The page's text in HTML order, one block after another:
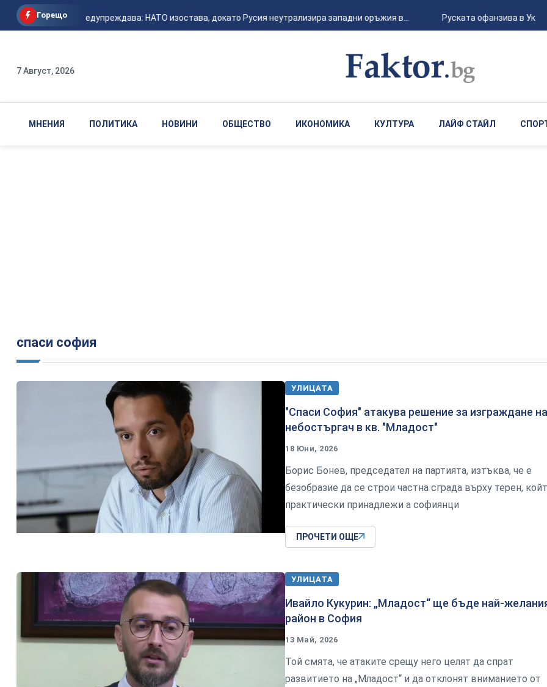
Горещо
Залужни предупреждава: НАТО изостава, докато Русия неутрализира западни оръжия в... Руската офанзива в
7 Август, 2026
МНЕНИЯ ПОЛИТИКА НОВИНИ ОБЩЕСТВО ИКОНОМИКА КУЛТУРА ЛАЙФ СТАЙЛ
спаси софия
УЛИЦАТА
"Спаси София" атакува решение за изграждане на
небостъргач в кв. "Младост"
18 Юни, 2026
Борис Бонев, председател на партията, изтъква, че е
безобразие да се строи частна сграда върху терен,
практически принадлежи а софиянци
ПРОЧЕТИ ОЩЕ
УЛИЦАТА
Ивайло Кукурин: „Младост“ ще бъде най-
район в София
13 Май, 2026
Той смята, че атаките срещу него целят да спрат
развитието на „Младост“ и да отклонят вниманието от